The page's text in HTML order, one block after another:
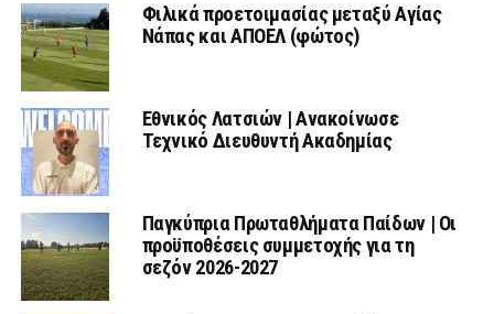
Φιλικά προετοιμασίας μεταξύ Αγίας
Νάπας και ΑΠΟΕΛ (φώτος)
Εθνικός Λατσιών | Ανακοίνωσε
Τεχνικό Διευθυντή Ακαδημίας
Παγκύπρια Πρωταθλήματα Παίδων | Οι
προϋποθέσεις συμμετοχής για τη
σεζόν 2026-2027